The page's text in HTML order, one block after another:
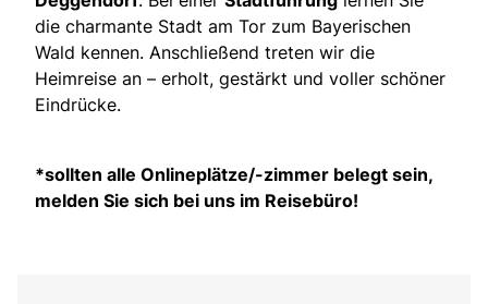
die charmante Stadt am Tor zum Bayerischen
Wald kennen. Anschließend treten wir die
Heimreise an – erholt, gestärkt und voller schöner
Eindrücke.
*sollten alle Onlineplätze/-zimmer belegt sein,
melden Sie sich bei uns im Reisebüro!